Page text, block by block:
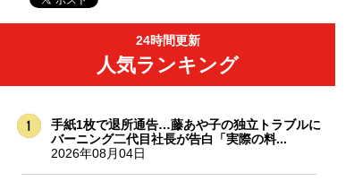
24時間更新
人気ランキング
手紙1枚で退所通告…藤あや子の独立トラブルに
バーニング二代目社長が告白「実際の料...
2026年08月04日